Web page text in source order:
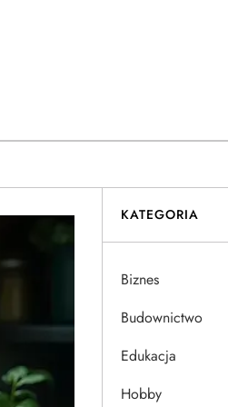
KATEGORIA
Biznes
Budownictwo
Edukacja
Hobby